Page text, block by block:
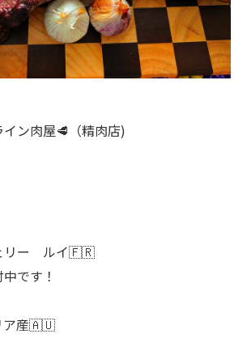
ン肉屋🥩（精肉店)
リー ルイ🇫🇷
です！
ア産🇦🇺